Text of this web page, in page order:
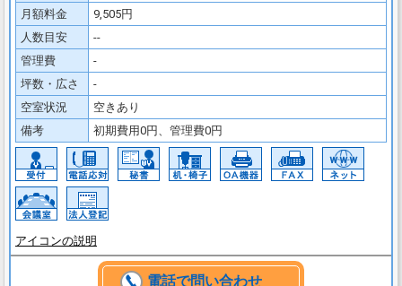
月額料金
9,505円
人数目安
--
管理費
-
坪数・広さ
-
空室状況
空きあり
備考
初期費用0円、管理費0円
アイコンの説明
電話で問い合わせ